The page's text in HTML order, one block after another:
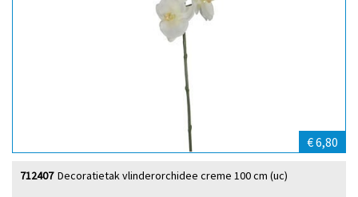
€ 6,80
Decoratietak vlinderorchidee creme 100 cm (uc)
712407